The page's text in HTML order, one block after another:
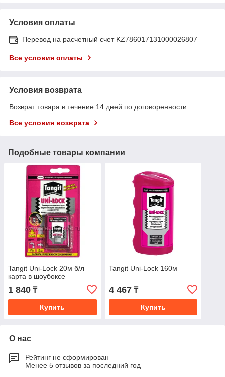
Условия оплаты
Перевод на расчетный счет KZ786017131000026807
Все условия оплаты
Условия возврата
Возврат товара в течение 14 дней по договоренности
Все условия возврата
Подобные товары компании
Tangit Uni-Lock 20м б/л
карта в шоубоксе
1 840 ₸
Купить
Tangit Uni-Lock 160м
4 467₸
Купить
О нас
Рейтинг не сформирован
Менее 5 отзывов за последний год